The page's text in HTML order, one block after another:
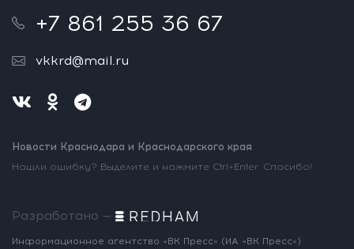
+7 861 255 36 67
vkkrd@mail.ru
Новости Краснодара и Краснодарского края
Нашли ошибку? Выделите и нажмите Ctrl+Enter. Спасибо!
Разработано —
Информационное агентство «ВК Пресс» (ИА «ВК Пресс»)